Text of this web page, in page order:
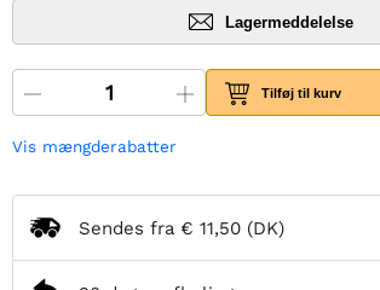
Lagermeddelelse
Tilføj til kurv
Vis mængderabatter
Sendes fra € 11,50 (DK)